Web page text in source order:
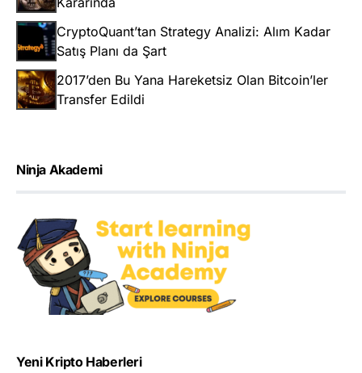
CryptoQuant’tan Strategy Analizi: Alım Kadar
Satış Planı da Şart
2017’den Bu Yana Hareketsiz Olan Bitcoin’ler
Transfer Edildi
Ninja Akademi
Yeni Kripto Haberleri